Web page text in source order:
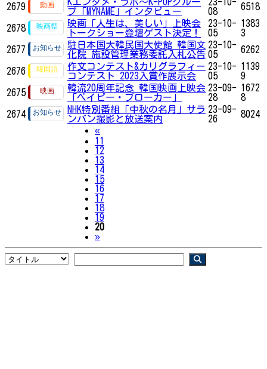
2679
プ「MYNAME」インタビュー
08
6518
2678
映画「人生は、美しい」上映会
トークショー登壇ゲスト決定！
23-10-
05
1383
3
2677
駐日本国大韓民国大使館 韓国文
化院 施設管理業務委託入札公告
23-10-
05
6262
2676
作文コンテスト&カリグラフィー
コンテスト 2023入賞作展示会
23-10-
05
1139
9
2675
韓流20周年記念 韓国映画上映会
「ベイビー・ブローカー」
23-09-
28
1672
8
2674
NHK特別番組「中秋の名月」サラ
ンバン撮影と放送案内
23-09-
26
8024
«Previous
11
12
13
14
15
16
17
18
19
20
»Next